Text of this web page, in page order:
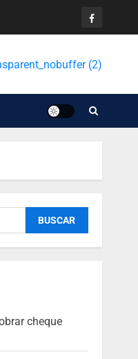
cheque